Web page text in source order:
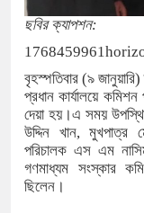
ছবির ক্যাপশন:
বৃহস্পতিবার (৯
প্রধান কার্যালয়ে
দেয়া হয়।এ সময়
উদ্দিন খান, মুখপাত্র
পরিচালক এস এম
গণমাধ্যম সংস্কার
ছিলেন।